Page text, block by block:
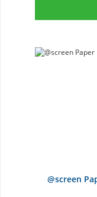
@screen